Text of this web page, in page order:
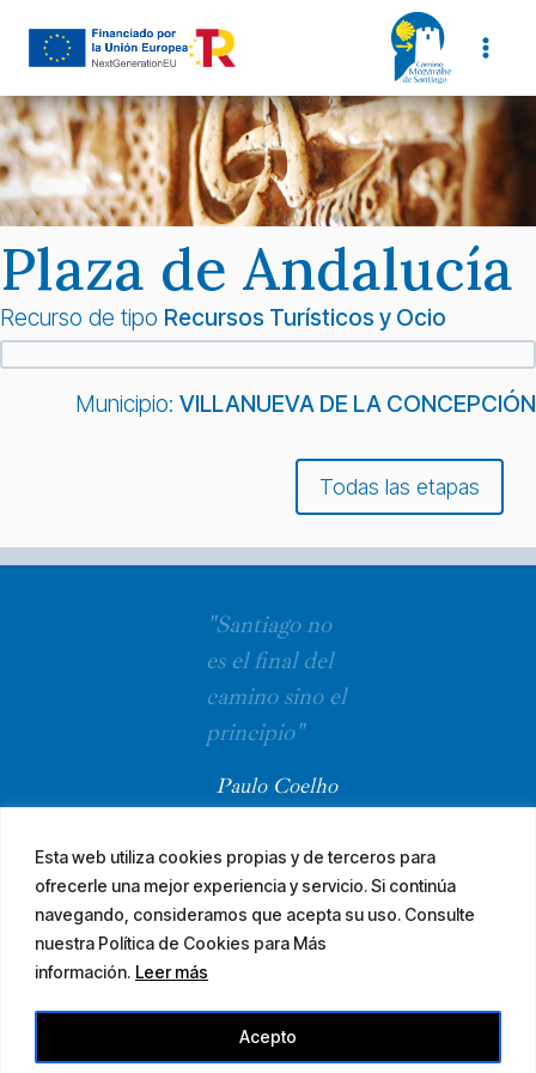
Esta web utiliza cookies propias y de terceros para
ofrecerle una mejor experiencia y servicio. Si continúa
navegando, consideramos que acepta su uso. Consulte
nuestra Política de Cookies para Más
información. Leer más
Acepto
Plaza de Andalucía
Recurso de tipo Recursos Turísticos y Ocio
Municipio: VILLANUEVA DE LA CONCEPCIÓN
Todas las etapas
"Santiago no
es el final del
camino sino el
principio"
Paulo Coelho
© 2026 El Camino Mozárabe de Santiago · diseña
Accesibilidad